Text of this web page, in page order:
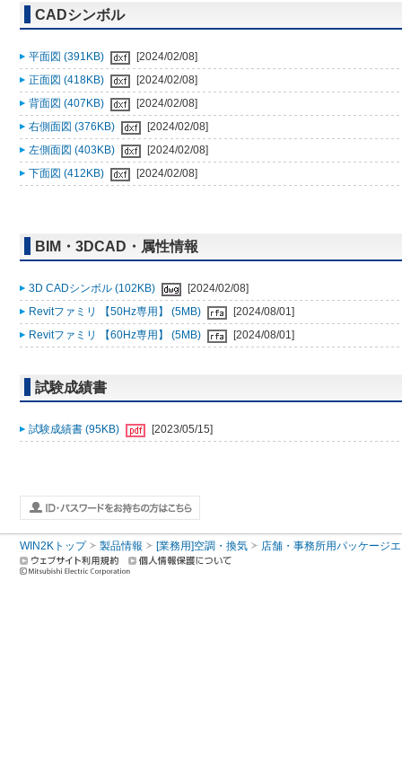
CADシンボル
平面図 (391KB)
[2024/02/08]
正面図 (418KB)
[2024/02/08]
背面図 (407KB)
[2024/02/08]
右側面図 (376KB)
[2024/02/08]
左側面図 (403KB)
[2024/02/08]
下面図 (412KB)
[2024/02/08]
BIM・3DCAD・属性情報
3D CADシンボル (102KB)
[2024/02/08]
Revitファミリ 【50Hz専用】 (5MB)
[2024/08/01]
Revitファミリ 【60Hz専用】 (5MB)
[2024/08/01]
試験成績書
試験成績書 (95KB) [2023/05/15]
WIN2Kトップ 製品情報 [業務用]空調・換気 店舗・事務所用パッケージ